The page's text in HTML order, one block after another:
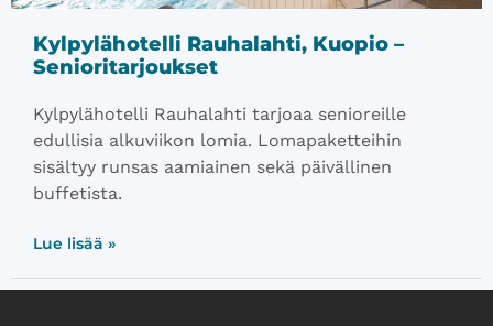
Kylpylähotelli Rauhalahti, Kuopio –
Senioritarjoukset
Kylpylähotelli Rauhalahti tarjoaa senioreille
edullisia alkuviikon lomia. Lomapaketteihin
sisältyy runsas aamiainen sekä päivällinen
buffetista.
Lue lisää »